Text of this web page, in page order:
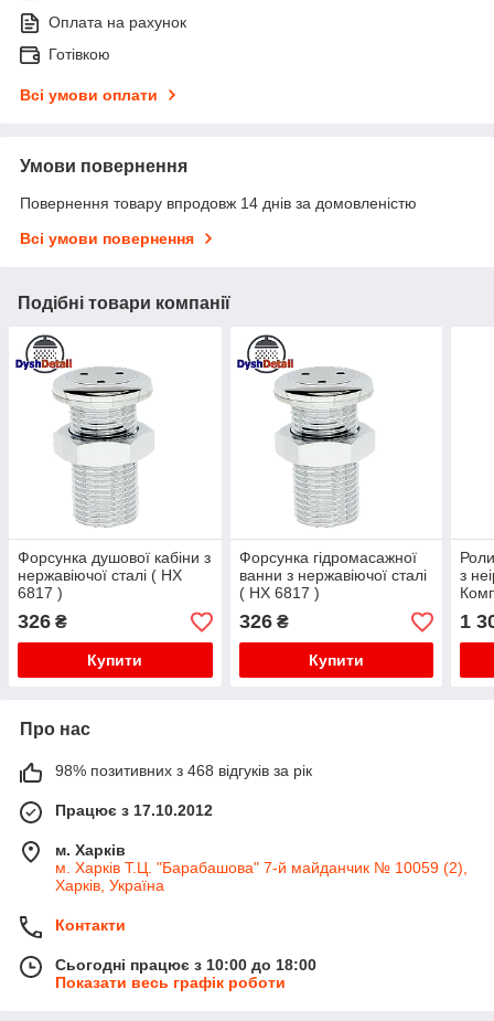
Оплата на рахунок
Готівкою
Всі умови оплати
Умови повернення
Повернення товару впродовж 14 днів за домовленістю
Всі умови повернення
Подібні товари компанії
Форсунка душової кабіни з
нержавіючої сталі ( НХ
6817 )
326 ₴
Купити
Форсунка гідромасажної
ванни з нержавіючої сталі
( НХ 6817 )
326₴
Купити
з
1
Про нас
98% позитивних з 468 відгуків за рік
Працює з 17.10.2012
м. Харків
м. Харків Т.Ц. "Барабашова" 7-й майданчик № 10059 (2),
Харків, Україна
Контакти
Сьогодні працює з 10:00 до 18:00
Показати весь графік роботи